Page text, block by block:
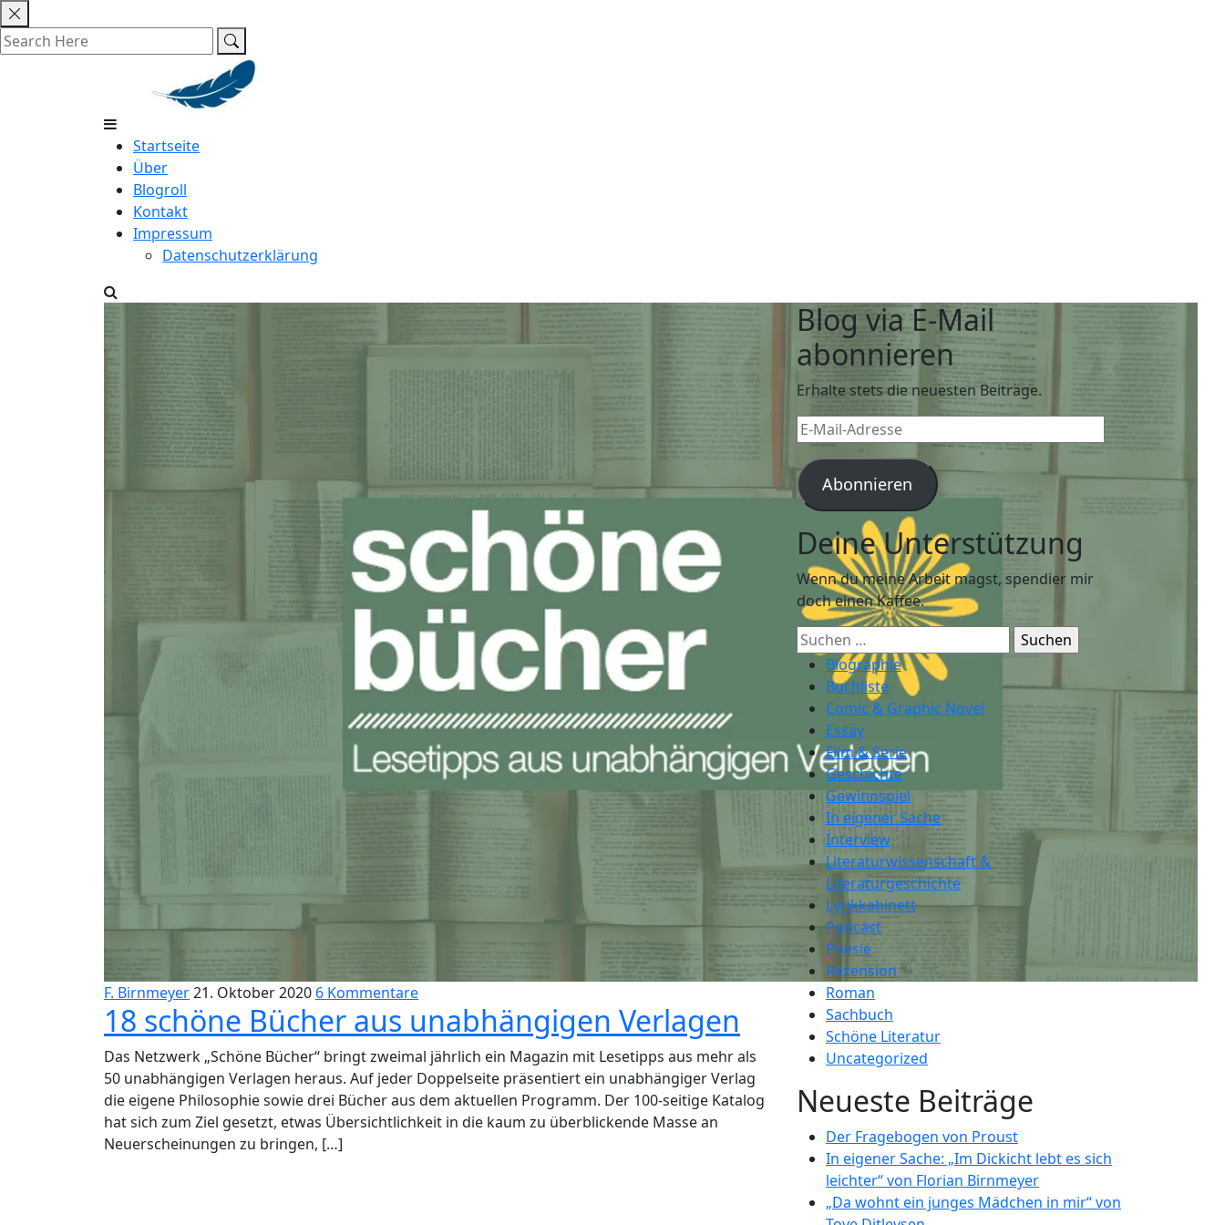
Skip
to
content
Startseite
Über
Blogroll
Kontakt
Impressum
Datenschutzerklärung
F. Birnmeyer21. Oktober 2020 6 Kommentare
18 schöne Bücher aus unabhängigen Verlagen
Das Netzwerk „Schöne Bücher“ bringt zweimal jährlich ein Magazin mit Lesetipps aus mehr als
50 unabhängigen Verlagen heraus. Auf jeder Doppelseite präsentiert ein unabhängiger Verlag
die eigene Philosophie sowie drei Bücher aus dem aktuellen Programm. Der 100-seitige Katalog
hat sich zum Ziel gesetzt, etwas Übersichtlichkeit in die kaum zu überblickende Masse an
Neuerscheinungen zu bringen, […]
Blog via E-Mail
abonnieren
Erhalte stets die neuesten Beiträge.
E-
Mail-
Adresse
Abonnieren
Deine Unterstützung
Wenn du meine Arbeit magst, spendier mir
doch einen Kaffee.
Suchen
nach:Biographie
Buchliste
Comic & Graphic Novel
Essay
Film & Serie
Geschichte
Gewinnspiel
In eigener Sache
Interview
Literaturwissenschaft &
Literaturgeschichte
Lyrikkabinett
Podcast
Poesie
Rezension
Roman
Sachbuch
Schöne Literatur
Uncategorized
Neueste Beiträge
Der Fragebogen von Proust
In eigener Sache: „Im Dickicht lebt es sich
leichter“ von Florian Birnmeyer
„Da wohnt ein junges Mädchen in mir“ von